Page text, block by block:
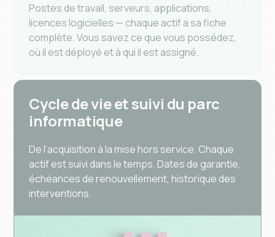
Postes de travail, serveurs, applications,
licences logicielles — chaque actif a sa fiche
complète. Vous savez ce que vous possédez,
où il est déployé et à qui il est assigné.
Cycle de vie et suivi du parc
informatique
De l’acquisition à la mise hors service. Chaque
actif est suivi dans le temps. Dates de garantie,
échéances de renouvellement, historique des
interventions.